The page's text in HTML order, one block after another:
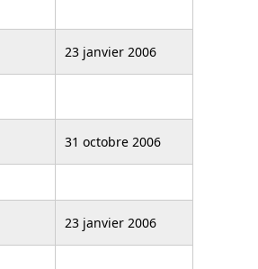
23 janvier 2006
31 octobre 2006
23 janvier 2006